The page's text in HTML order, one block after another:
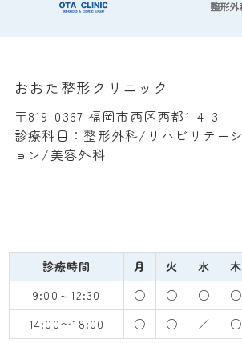
おおた整形クリニック
〒819-0367 福岡市西区西都1-4-3
診療科目：整形外科/リハビリテーシ
ョン/美容外科
診療時間 月 火 水 木
9:00～12:30
○ ○ ○ ○
14:00〜18:00
○ ○ ／ ○